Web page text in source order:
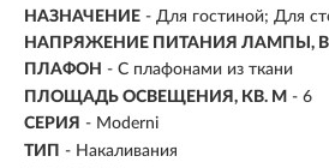
НАЗНАЧЕНИЕ - Для гостиной; Для
НАПРЯЖЕНИЕ ПИТАНИЯ ЛАМПЫ, В
ПЛАФОН - С плафонами из ткани
ПЛОЩАДЬ ОСВЕЩЕНИЯ, КВ. М - 6
СЕРИЯ - Moderni
ТИП - Накаливания